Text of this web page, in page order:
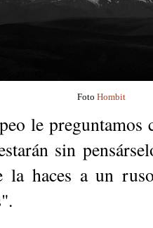
FotoHombit
le
sin
la haces a un